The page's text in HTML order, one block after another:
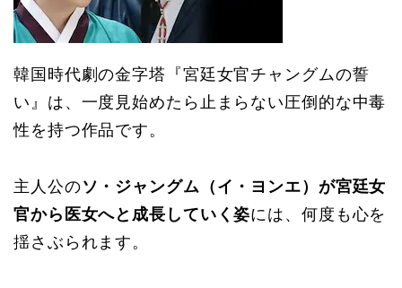
韓国時代劇の金字塔『宮廷女官チャングムの誓
い』は、一度見始めたら止まらない圧倒的な中毒
性を持つ作品です。
主人公のソ・ジャングム（イ・ヨンエ）が宮廷女
官から医女へと成長していく姿には、何度も心を
揺さぶられます。